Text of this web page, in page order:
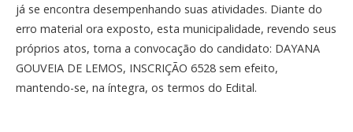
já se encontra desempenhando suas atividades. Diante do
erro material ora exposto, esta municipalidade, revendo seus
próprios atos, torna a convocação do candidato: DAYANA
GOUVEIA DE LEMOS, INSCRIÇÃO 6528 sem efeito,
mantendo-se, na íntegra, os termos do Edital.